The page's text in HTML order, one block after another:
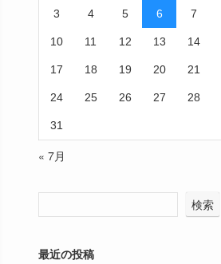
3 4 5 6 7
10 11 12 13 14
17 18 19 20 21
24 25 26 27 28
31
« 7月
検索
最近の投稿